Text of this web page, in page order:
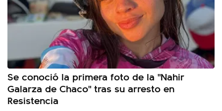
Se conoció la primera foto de la "Nahir
Galarza de Chaco" tras su arresto en
Resistencia